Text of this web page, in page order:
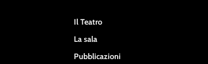
Il Teatro
La sala
Pubblicazioni